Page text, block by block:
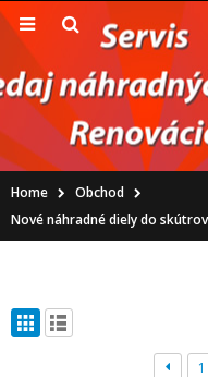
Home
Obchod
Nové náhradné diely do skútrov
1